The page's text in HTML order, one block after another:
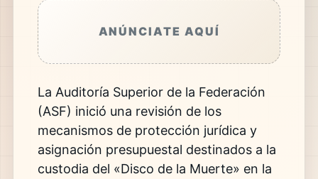
ANÚNCIATE AQUÍ
La Auditoría Superior de la Federación
(ASF) inició una revisión de los
mecanismos de protección jurídica y
asignación presupuestal destinados a la
custodia del «Disco de la Muerte» en la